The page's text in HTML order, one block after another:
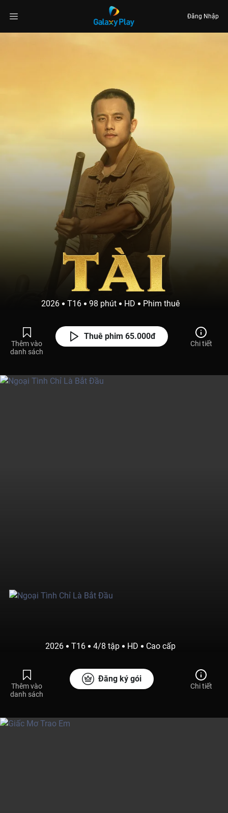
Đăng Nhập
2026 T16 98 phút HD Phim thuê
Thêm vào
danh sách
Thuê phim 65.000đ
Chi tiết
2026 T16 4/8 tập HD Cao cấp
Thêm vào
danh sách
Đăng ký gói
Chi tiết